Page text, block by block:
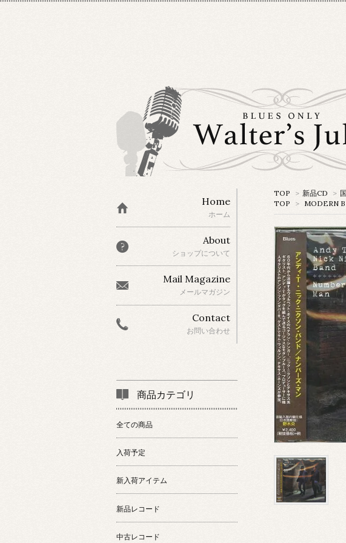
TOP > 新品CD >
TOP
> MODERN
Home
ホーム
About
ショップについて
Mail Magazine
メールマガジン
Contact
お問い合わせ
商品カテゴリ
全ての商品
入荷予定
新入荷アイテム
新品レコード
中古レコード